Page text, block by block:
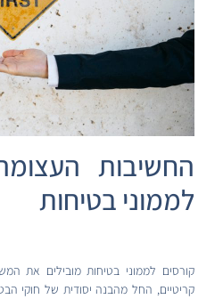
החשיבות
לממוני בטיחות
קורסים לממוני בטיחות מובילים את
קריטיים, החל מהבנה יסודית של חוקי